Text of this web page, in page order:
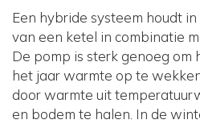
Een hybride systeem houdt
van een ketel in combinatie
De pomp is sterk genoeg om
het jaar warmte op te
door warmte uit
en bodem te halen. In de